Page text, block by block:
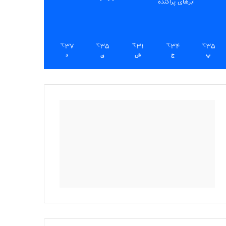
ابرهای پراکنده
35
℃
پ
34
℃
ج
31
℃
ش
35
℃
ی
37
℃
د